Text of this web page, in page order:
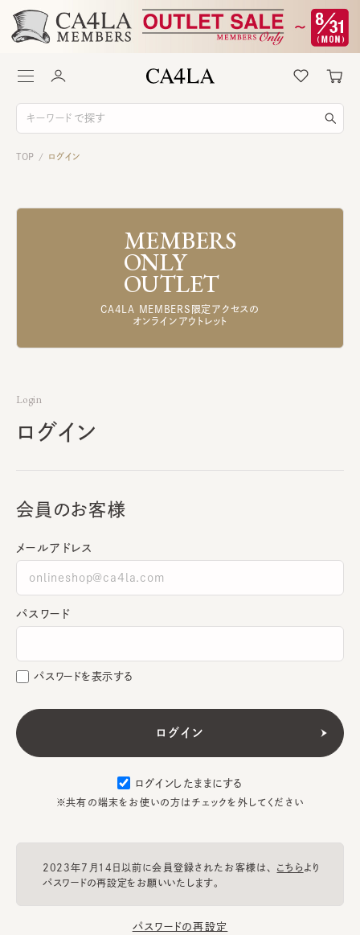
TOP / ログイン
MEMBERS
ONLY
OUTLET
CA4LA MEMBERS限定アクセスの
オンラインアウトレット
Login
ログイン
会員のお客様
メールアドレス
パスワード
パスワードを表示する
ログインしたままにする
※共有の端末をお使いの方はチェックを外してください
2023年7月14日以前に会員登録されたお客様は、 こちらより
パスワードの再設定をお願いいたします。
パスワードの再設定